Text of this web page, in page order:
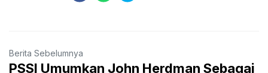
Berita Sebelumnya
PSSI Umumkan John Herdman Sebagai